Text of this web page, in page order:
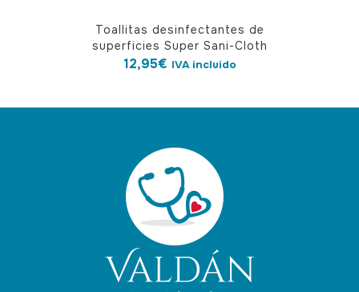
Toallitas desinfectantes de
superficies Super Sani-Cloth
12,95€ IVA incluido